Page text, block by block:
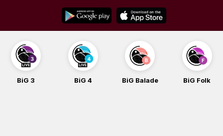
content
BiG 3 BiG 4 BiG Balade BiG Folk